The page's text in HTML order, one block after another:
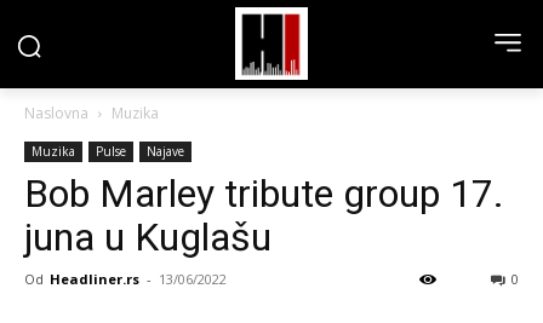
Naslovna Muzika
Muzika Pulse Najave
Bob Marley tribute group 17.
juna u Kuglašu
Od Headliner.rs - 13/06/2022 0